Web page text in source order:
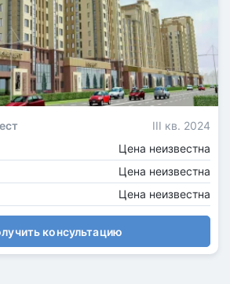
III кв. 2024
Цена неизвестна
Цена неизвестна
Цена неизвестна
консультацию